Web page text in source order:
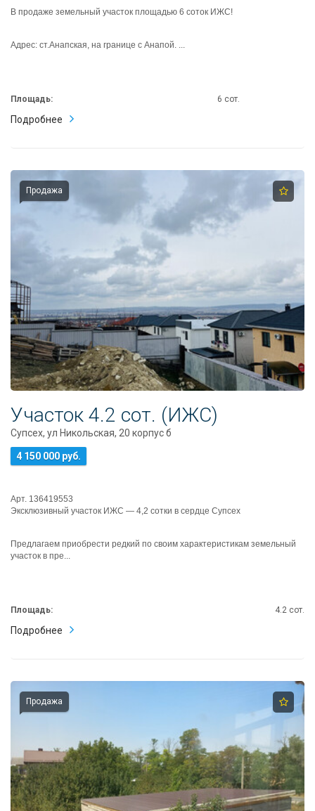
В продаже земельный участок площадью 6 соток ИЖС!
Адрес: ст.Анапская, на границе с Анапой. ...
Площадь: 6 сот.
Подробнее
Продажа
Участок 4.2 сот. (ИЖС)
Супсех, ул Никольская, 20 корпус б
4 150 000 руб.
Арт. 136419553
Эксклюзивный участок ИЖС — 4,2 сотки в сердце Супсех
Предлагаем приобрести редкий по своим характеристикам земельный
участок в пре...
Площадь: 4.2 сот.
Подробнее
Продажа